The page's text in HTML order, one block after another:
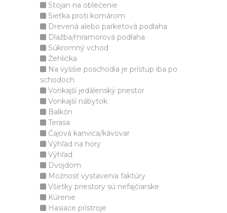
Stojan na oblečenie
Sieťka proti komárom
Drevená alebo parketová podlaha
Dlažba/mramorová podlaha
Súkromný vchod
Žehlička
Na vyššie poschodia je prístup iba po
schodoch
Vonkajší jedálenský priestor
Vonkajší nábytok
Balkón
Terasa
Čajová kanvica/kávovar
Výhľad na hory
Výhľad
Dvojdom
Možnosť vystavenia faktúry
Všetky priestory sú nefajčiarske
Kúrenie
Hasiace prístroje